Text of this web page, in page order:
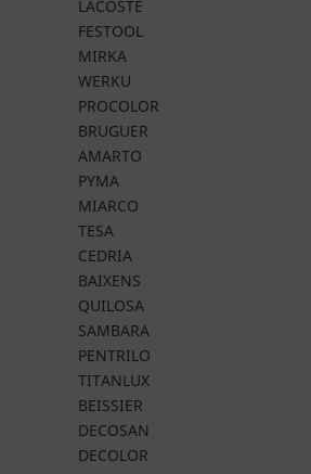
LACOSTE
FESTOOL
MIRKA
WERKU
PROCOLOR
BRUGUER
AMARTO
PYMA
MIARCO
TESA
CEDRIA
BAIXENS
QUILOSA
SAMBARA
PENTRILO
TITANLUX
BEISSIER
DECOSAN
DECOLOR